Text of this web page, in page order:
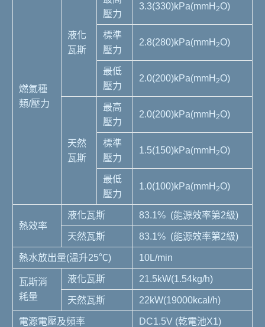
燃氣種
類/壓力
液化
瓦斯
壓力
3.3(330)kPa(mmH 2O)
標準
壓力
2.8(280)kPa(mmH 2O)
最低
壓力
2.0(200)kPa(mmH 2O)
天然
瓦斯
最高
壓力
2.0(200)kPa(mmH 2O)
標準
壓力
1.5(150)kPa(mmH 2O)
最低
壓力
1.0(100)kPa(mmH 2O)
熱效率
液化瓦斯 83.1% (能源效率第2級)
天然瓦斯 83.1% (能源效率第2級)
熱水放出量(溫升25℃) 10L/min
瓦斯消
耗量
液化瓦斯 21.5kW(1.54kg/h)
天然瓦斯 22kW(19000kcal/h)
電源電壓及頻率 DC1.5V (乾電池X1)